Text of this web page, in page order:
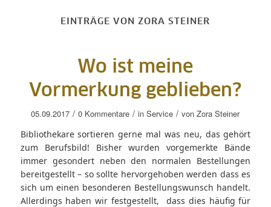
EINTRÄGE VON ZORA STEINER
Wo ist meine
Vormerkung geblieben?
05.09.2017 / 0 Kommentare / inService / vonZora Steiner
Bibliothekare sortieren gerne mal was neu, das gehört
zum Berufsbild! Bisher wurden vorgemerkte Bände
immer gesondert neben den normalen Bestellungen
bereitgestellt – so sollte hervorgehoben werden dass es
sich um einen besonderen Bestellungswunsch handelt.
Allerdings haben wir festgestellt, dass dies häufig für